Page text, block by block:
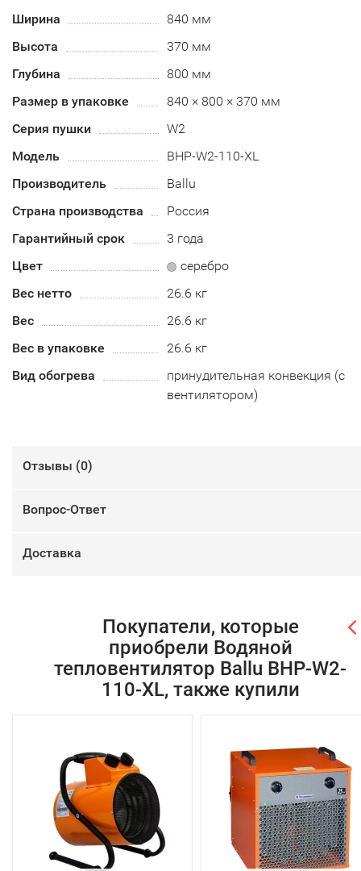
Ширина
840 мм
Высота
370 мм
Глубина
800 мм
Размер в упаковке
840 × 800 × 370 мм
Серия пушки
W2
Модель
BHP-W2-110-XL
Производитель
Ballu
Страна производства
Россия
Гарантийный срок
3 года
Цвет
серебро
Вес нетто
26.6 кг
Вес
26.6 кг
Вес в упаковке
26.6 кг
Вид обогрева
принудительная конвекция (с
вентилятором)
Отзывы (0)
Вопрос-Ответ
Доставка
Покупатели, которые
приобрели Водяной
тепловентилятор Ballu BHP-W2-
110-XL, также купили